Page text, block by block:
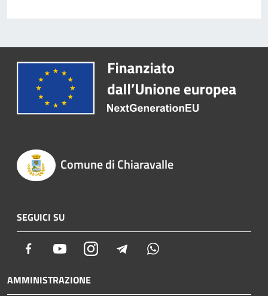
Comune di Chiaravalle
SEGUICI SU
Facebook YoutubeInstagram Telegram
AMMINISTRAZIONE